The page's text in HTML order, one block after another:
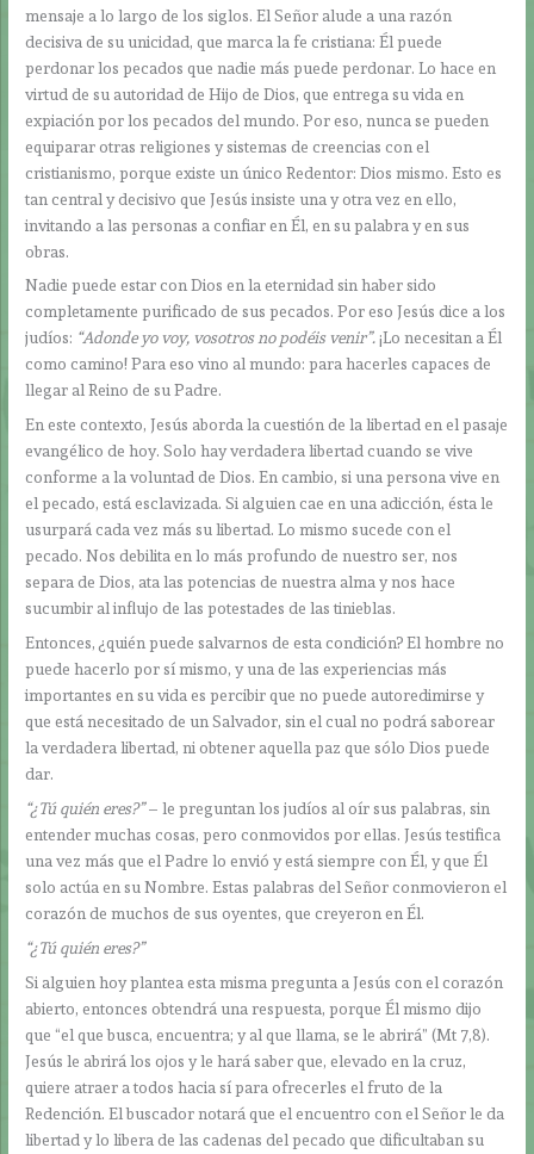
mensaje a lo largo de los siglos. El Señor alude a una razón
decisiva de su unicidad, que marca la fe cristiana: Él puede
perdonar los pecados que nadie más puede perdonar. Lo hace en
virtud de su autoridad de Hijo de Dios, que entrega su vida en
expiación por los pecados del mundo. Por eso, nunca se pueden
equiparar otras religiones y sistemas de creencias con el
cristianismo, porque existe un único Redentor: Dios mismo. Esto es
tan central y decisivo que Jesús insiste una y otra vez en ello,
invitando a las personas a confiar en Él, en su palabra y en sus
obras.
Nadie puede estar con Dios en la eternidad sin haber sido
completamente purificado de sus pecados. Por eso Jesús dice a los
judíos: “Adonde yo voy, vosotros no podéis venir”.¡Lo necesitan a Él
como camino! Para eso vino al mundo: para hacerles capaces de
llegar al Reino de su Padre.
En este contexto, Jesús aborda la cuestión de la libertad en el pasaje
evangélico de hoy. Solo hay verdadera libertad cuando se vive
conforme a la voluntad de Dios. En cambio, si una persona vive en
el pecado, está esclavizada. Si alguien cae en una adicción, ésta le
usurpará cada vez más su libertad. Lo mismo sucede con el
pecado. Nos debilita en lo más profundo de nuestro ser, nos
separa de Dios, ata las potencias de nuestra alma y nos hace
sucumbir al influjo de las potestades de las tinieblas.
Entonces, ¿quién puede salvarnos de esta condición? El hombre no
puede hacerlo por sí mismo, y una de las experiencias más
importantes en su vida es percibir que no puede autoredimirse y
que está necesitado de un Salvador, sin el cual no podrá saborear
la verdadera libertad, ni obtener aquella paz que sólo Dios puede
dar.
“¿Tú quién eres?”– le preguntan los judíos al oír sus palabras, sin
entender muchas cosas, pero conmovidos por ellas. Jesús testifica
una vez más que el Padre lo envió y está siempre con Él, y que Él
solo actúa en su Nombre. Estas palabras del Señor conmovieron el
corazón de muchos de sus oyentes, que creyeron en Él.
“¿Tú quién eres?”
Si alguien hoy plantea esta misma pregunta a Jesús con el corazón
abierto, entonces obtendrá una respuesta, porque Él mismo dijo
que “el que busca, encuentra; y al que llama, se le abrirá” (Mt 7,8).
Jesús le abrirá los ojos y le hará saber que, elevado en la cruz,
quiere atraer a todos hacia sí para ofrecerles el fruto de la
Redención. El buscador notará que el encuentro con el Señor le da
libertad y lo libera de las cadenas del pecado que dificultaban su